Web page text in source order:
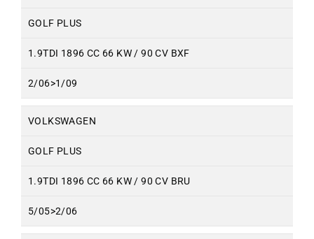
GOLF PLUS
1.9TDI 1896 CC 66 KW / 90 CV BXF
2/06>1/09
VOLKSWAGEN
GOLF PLUS
1.9TDI 1896 CC 66 KW / 90 CV BRU
5/05>2/06